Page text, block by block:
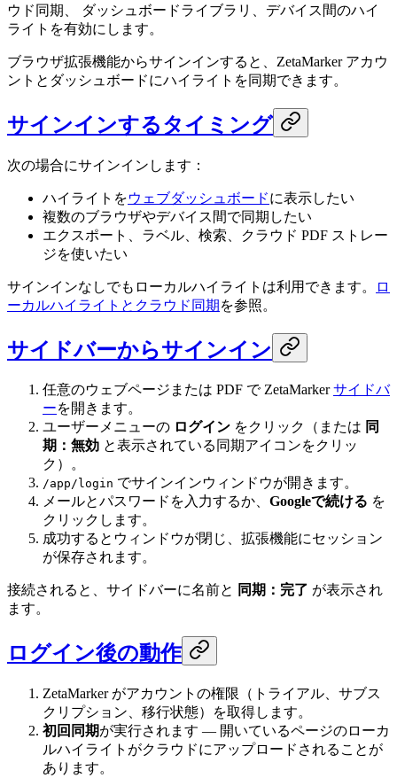
ウド同期、 ダッシュボードライブラリ、デバイス間のハイ
ライトを有効にします。
ブラウザ拡張機能からサインインすると、ZetaMarker アカウ
ントとダッシュボードにハイライトを同期できます。
サインインするタイミング
次の場合にサインインします：
ハイライトをウェブダッシュボードに表示したい
複数のブラウザやデバイス間で同期したい
エクスポート、ラベル、検索、クラウド PDF ストレー
ジを使いたい
サインインなしでもローカルハイライトは利用できます。
ロ
ーカルハイライトとクラウド同期 を参照。
サイドバーからサインイン
任意のウェブページまたは PDF で ZetaMarkerサイドバ
ーを開きます。
ユーザーメニューの ログイン をクリック（または 同
期：無効 と表示されている同期アイコンをクリッ
ク）。
/app/login でサインインウィンドウが開きます。
メールとパスワードを入力するか、 Googleで続ける を
クリックします。
成功するとウィンドウが閉じ、拡張機能にセッション
が保存されます。
接続されると、サイドバーに名前と 同期：完了 が表示され
ます。
ログイン後の動作
ZetaMarker がアカウントの権限（トライアル、サブス
クリプション、移行状態）を取得します。
初回同期が実行されます — 開いているページのローカ
ルハイライトがクラウドにアップロードされることが
あります。